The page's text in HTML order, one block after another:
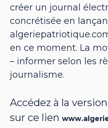
créer un journal
concrétisée en
en ce moment. La
– informer selon les
journalisme.
Accédez à la
sur ce lien